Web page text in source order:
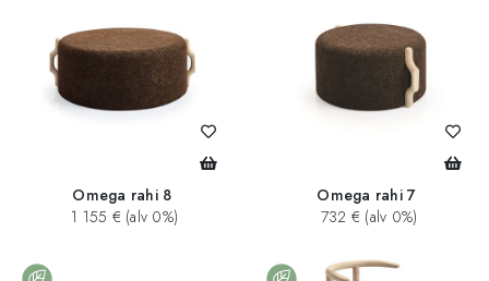
Omega rahi 8
1 155 € (alv 0%)
Omega rahi 7
732 € (alv 0%)